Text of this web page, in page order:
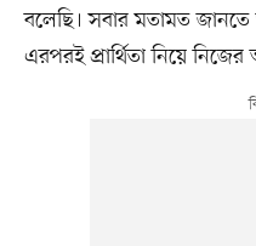
বলেছি। সবার মতামত
এরপরই প্রার্থিতা নিয়ে নিজের